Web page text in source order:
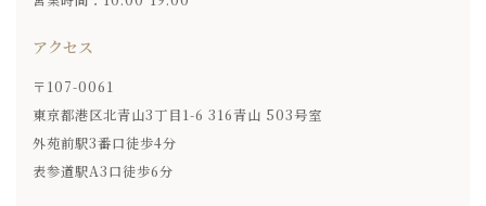
アクセス
〒107-0061
東京都港区北青山3丁目1-6 316青山 503号室
外苑前駅3番口徒歩4分
表参道駅A3口徒歩6分